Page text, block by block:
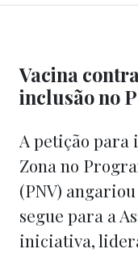
Vacina
inclusão no
A petição para
Zona no
(PNV)
segue para a
iniciativa,